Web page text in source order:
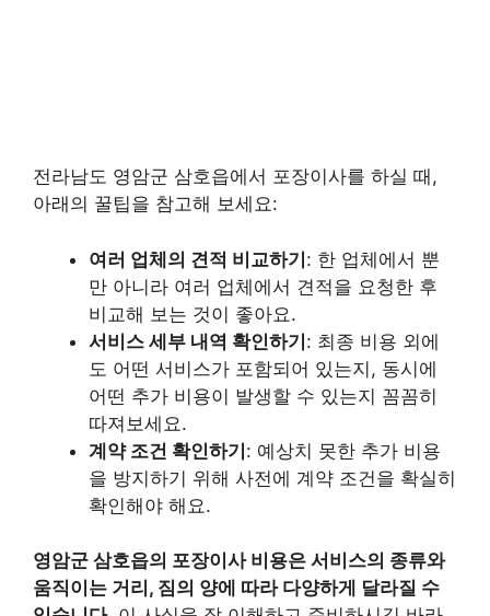
전라남도 영암군 삼호읍에서 포장이사를 하실 때,
아래의 꿀팁을 참고해 보세요:
여러 업체의 견적 비교하기: 한 업체에서 뿐
만 아니라 여러 업체에서 견적을 요청한 후
비교해 보는 것이 좋아요.
서비스 세부 내역 확인하기: 최종 비용 외에
도 어떤 서비스가 포함되어 있는지, 동시에
어떤 추가 비용이 발생할 수 있는지 꼼꼼히
따져보세요.
계약 조건 확인하기: 예상치 못한 추가 비용
을 방지하기 위해 사전에 계약 조건을 확실히
확인해야 해요.
영암군 삼호읍의 포장이사 비용은 서비스의 종류와
움직이는 거리, 짐의 양에 따라 다양하게 달라질 수